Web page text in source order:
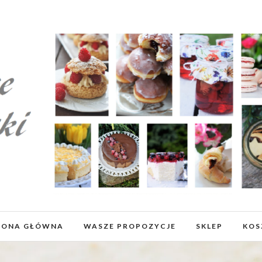
GŁÓWNA WASZE PROPOZYCJE SKLEP